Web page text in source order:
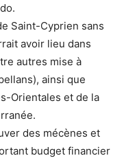
Saint-Cyprien sans
avoir lieu dans
autres mise à
ainsi que
Orientales et de la
des mécènes et
budget financier